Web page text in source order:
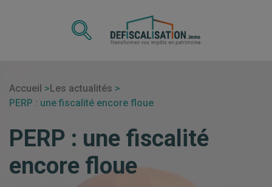
Accueil
Les actualités
PERP : une fiscalité encore floue
PERP : une fiscalité
encore floue